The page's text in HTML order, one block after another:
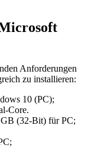
Anforderungen
zu installieren:
10 (PC);
Core.
(32-Bit) für PC;